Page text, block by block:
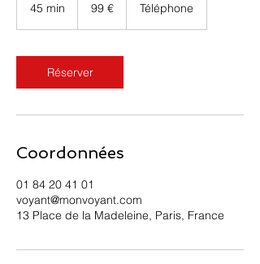
45 min
i
n
99 € Téléphone
Réserver
Coordonnées
01 84 20 41 01
voyant@monvoyant.com
13 Place de la Madeleine, Paris, France